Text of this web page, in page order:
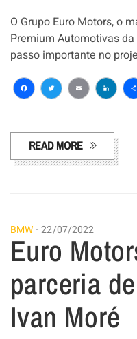
O Grupo Euro Motors, o
Premium Automotivas
passo importante no
Facebook
Twitter
Email
READ MORE
BMW 22/07/2022
Euro
parceria
Ivan Moré